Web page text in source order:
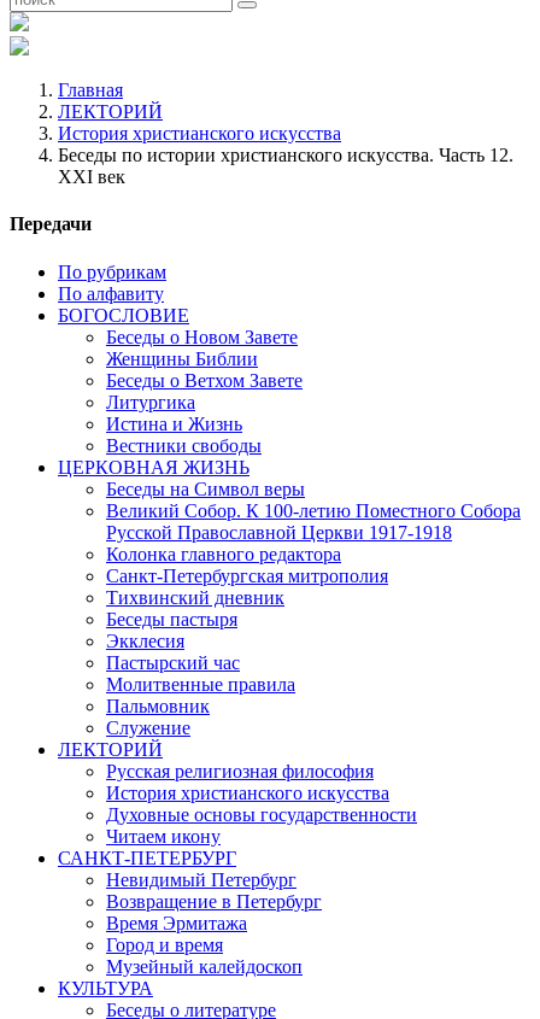
Главная
ЛЕКТОРИЙ
История христианского искусства
Беседы по истории христианского искусства. Часть 12.
ХХI век
Передачи
По рубрикам
По алфавиту
БОГОСЛОВИЕ
Беседы о Новом Завете
Женщины Библии
Беседы о Ветхом Завете
Литургика
Истина и Жизнь
Вестники свободы
ЦЕРКОВНАЯ ЖИЗНЬ
Беседы на Символ веры
Великий Собор. К 100-летию Поместного Собора
Русской Православной Церкви 1917-1918
Колонка главного редактора
Санкт-Петербургская митрополия
Тихвинский дневник
Беседы пастыря
Экклесия
Пастырский час
Молитвенные правила
Пальмовник
Служение
ЛЕКТОРИЙ
Русская религиозная философия
История христианского искусства
Духовные основы государственности
Читаем икону
САНКТ-ПЕТЕРБУРГ
Невидимый Петербург
Возвращение в Петербург
Время Эрмитажа
Город и время
Музейный калейдоскоп
КУЛЬТУРА
Беседы о литературе